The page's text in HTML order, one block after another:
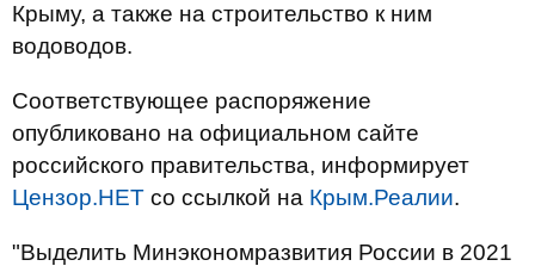
Крыму, а также на строительство к ним
водоводов.
Соответствующее распоряжение
опубликовано на официальном сайте
российского правительства, информирует
Цензор.НЕТ со ссылкой на Крым.Реалии.
"Выделить Минэкономразвития России в 2021